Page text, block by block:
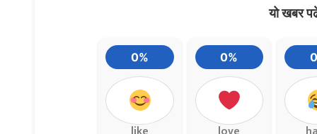
यो खबर
0% 0%